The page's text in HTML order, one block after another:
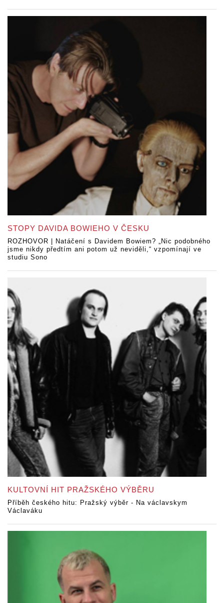
STOPY DAVIDA BOWIEHO V ČESKU
ROZHOVOR | Natáčení s Davidem Bowiem? „Nic podobného
jsme nikdy předtím ani potom už neviděli,“ vzpomínají ve
studiu Sono
KULTOVNÍ HIT PRAŽSKÉHO VÝBĚRU
Příběh českého hitu: Pražský výběr - Na václavskym
Václaváku